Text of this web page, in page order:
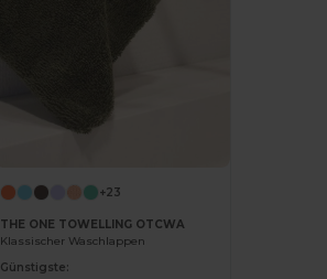
+23
THE ONE TOWELLING OTCWA
Klassischer Waschlappen
Günstigste: